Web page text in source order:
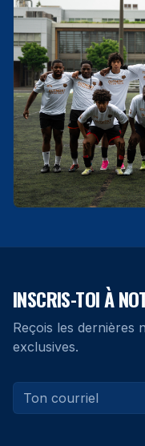
INSCRIS-TOI À
Reçois les dernières
exclusives.